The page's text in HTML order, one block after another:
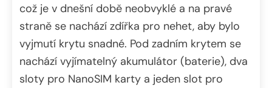
což je v dnešní době neobvyklé a na pravé
straně se nachází zdířka pro nehet, aby bylo
vyjmutí krytu snadné. Pod zadním krytem se
nachází vyjímatelný akumulátor (baterie), dva
sloty pro NanoSIM karty a jeden slot pro